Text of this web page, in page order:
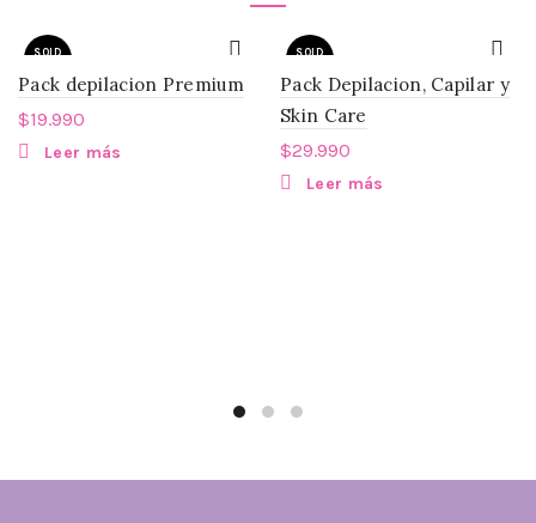
SOLD
Pack depilacion Premium
$19.990
Leer más
SOLD
Pack Depilacion, Capilar y
Skin Care
$29.990
Leer más